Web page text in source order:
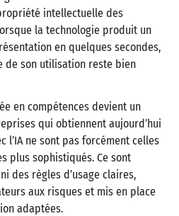
intellectuelle des
la technologie produit un
en quelques secondes,
son utilisation reste bien
en compétences devient un
qui obtiennent aujourd’hui
l’IA ne sont pas forcément celles
plus sophistiqués. Ce sont
des règles d’usage claires,
aux risques et mis en place
adaptées.